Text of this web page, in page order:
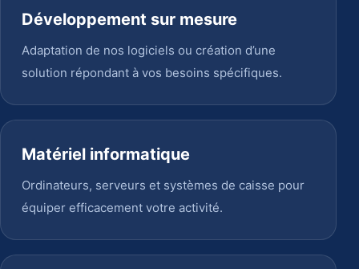
Développement sur mesure
Adaptation de nos logiciels ou création d’une
solution répondant à vos besoins spécifiques.
Matériel informatique
Ordinateurs, serveurs et systèmes de caisse pour
équiper efficacement votre activité.